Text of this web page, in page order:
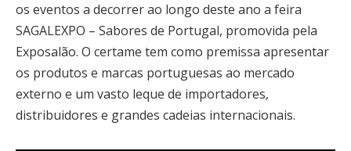
os eventos a decorrer ao longo deste ano a feira
SAGALEXPO – Sabores de Portugal, promovida pela
Exposalão. O certame tem como premissa apresentar
os produtos e marcas portuguesas ao mercado
externo e um vasto leque de importadores,
distribuidores e grandes cadeias internacionais.